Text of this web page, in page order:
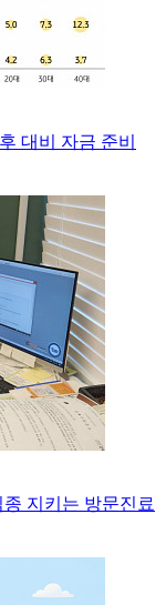
대비 자금 준비
지키는 방문진료